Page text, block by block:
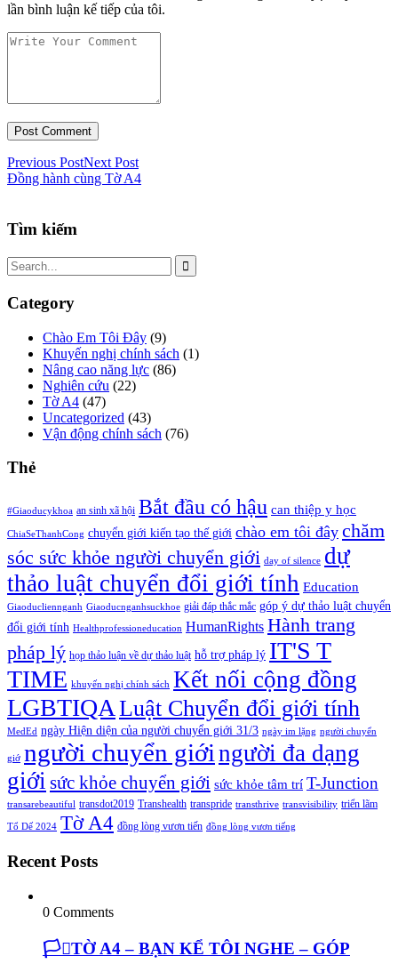
lần bình luận kế tiếp của tôi.
Previous PostNext Post
Đồng hành cùng Tờ A4
Tìm kiếm
Category
Chào Em Tôi Đây (9)
Khuyến nghị chính sách (1)
Nâng cao năng lực (86)
Nghiên cứu (22)
Tờ A4 (47)
Uncategorized (43)
Vận động chính sách (76)
Thẻ
#Giaoducykhoa an sinh xã hội Bắt đầu có hậu can thiệp y học
ChiaSeThanhCong chuyển giới kiến tạo thế giới chào em tôi đây chăm
sóc sức khỏe người chuyển giới day of silence dự
thảo luật chuyển đổi giới tính Education
Giaoducliennganh Giaoducnganhsuckhoe giải đáp thắc mắc góp ý dự thảo luật chuyển
đổi giới tính Healthprofessioneducation HumanRights Hành trang
pháp lý họp thảo luận về dự thảo luật hỗ trợ pháp lý IT'S T
TIME khuyến nghị chính sách Kết nối cộng đồng
LGBTIQA Luật Chuyển đổi giới tính
MedEd ngày Hiện diện của người chuyển giới 31/3 ngày im lặng người chuyển
giớ người chuyển giới người đa dạng
giới sức khỏe chuyển giới sức khỏe tâm trí T-Junction
transarebeautiful transdot2019 Transhealth transpride transthrive transvisibility triển lãm
Tổ Dế 2024 Tờ A4 đồng lòng vươn tiến đồng lòng vươn tiếng
Recent Posts
0 Comments
🏳️‍⚧️TỜ A4 – BẠN KỂ TÔI NGHE – GÓP